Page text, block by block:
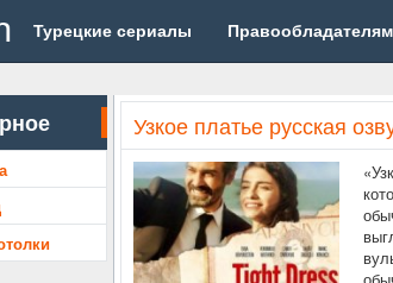
Турецкие сериалы Правообладателям
Узкое платье русская